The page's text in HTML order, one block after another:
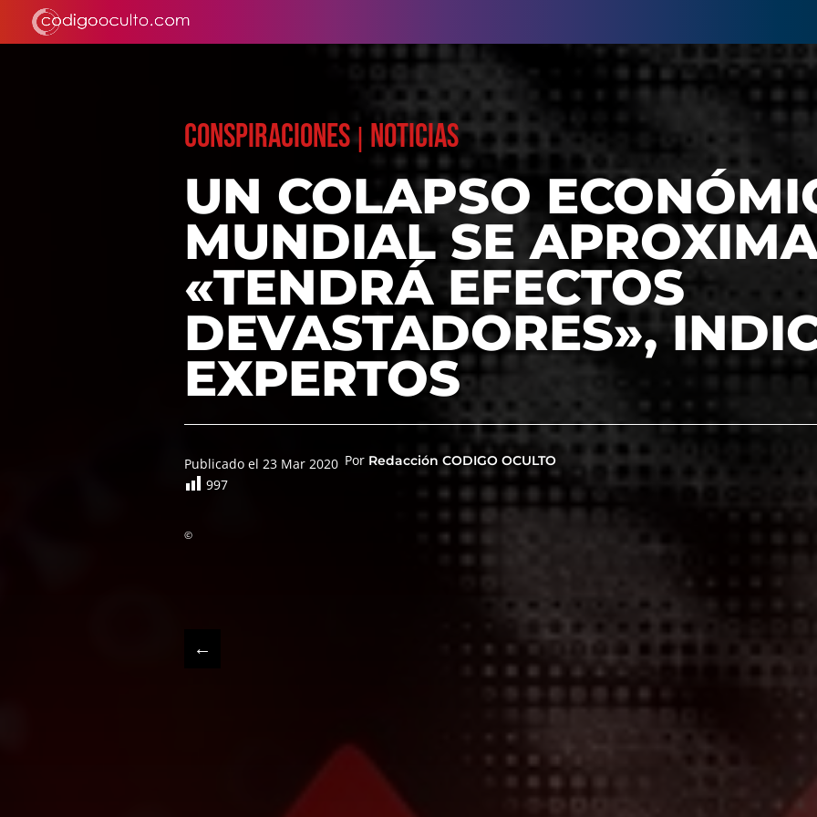
CONSPIRACIONES| NOTICIAS
UN COLAPSO
MUNDIAL SE
«TENDRÁ EFECTOS
DEVASTADORES»,
EXPERTOS
Publicado el 23 Mar 2020 Por Redacción CODIGO OCULTO
997
©
←